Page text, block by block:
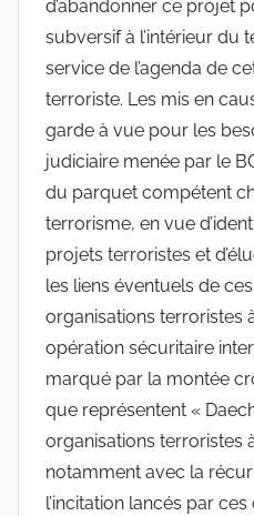
d’abandonner ce projet
subversif à l’intérieur du
service de l’agenda de
terroriste. Les mis en
garde à vue pour les
judiciaire menée par le
du parquet compétent
terrorisme, en vue
projets terroristes et
les liens éventuels de
organisations terroristes
opération sécuritaire
marqué par la montée
que représentent «
organisations terroristes
notamment avec la
l’incitation lancés par